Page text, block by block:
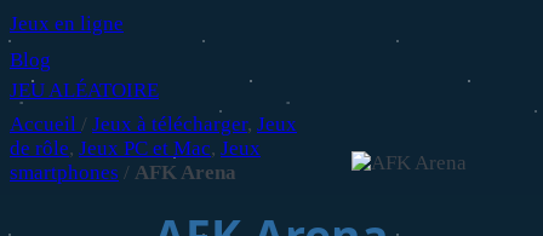
Jeux en ligne
Blog
JEU ALÉATOIRE
Accueil / Jeux à télécharger, Jeux
de rôle, Jeux PC et Mac, Jeux
smartphones / AFK Arena